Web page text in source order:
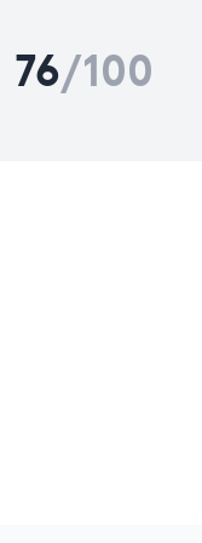
76/100